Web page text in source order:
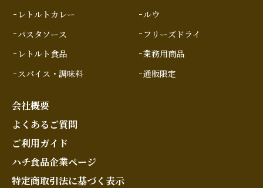
レトルトカレー
パスタソース
レトルト食品
スパイス・調味料
ルウ
フリーズドライ
業務用商品
通販限定
会社概要
よくあるご質問
ご利用ガイド
ハチ食品企業ページ
特定商取引法に基づく表示